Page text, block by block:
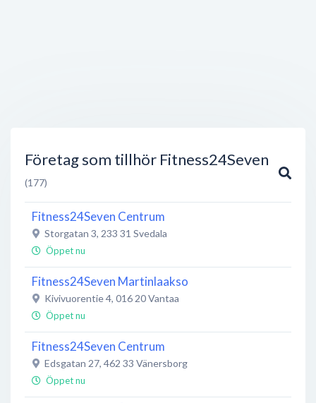
Företag som tillhör Fitness24Seven
(177)
Fitness24Seven Centrum
Storgatan 3, 233 31 Svedala
Öppet nu
Fitness24Seven Martinlaakso
Kivivuorentie 4, 016 20Vantaa
Öppet nu
Fitness24Seven Centrum
Edsgatan 27, 462 33 Vänersborg
Öppet nu